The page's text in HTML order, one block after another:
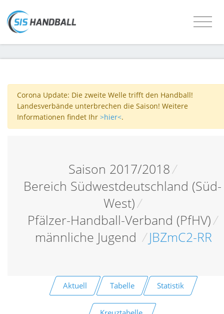
Corona Update: Die zweite Welle trifft den Handball!
Landesverbände unterbrechen die Saison! Weitere
Informationen findet Ihr >hier<.
Saison 2017/2018/
Bereich Südwestdeutschland (Süd-
West)/
Pfälzer-Handball-Verband (PfHV)/
männliche Jugend / JBZmC2-RR
Aktuell Tabelle Statistik